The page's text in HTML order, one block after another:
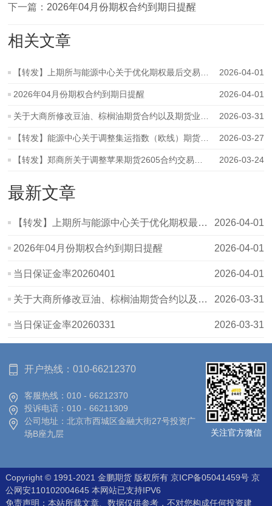
下一篇： 2026年04月份期权合约到期日提醒
相关文章
【转发】上期所与能源中心关于优化期权最后交易日未平仓单行权锁仓 2026-04-01
2026年04月份期权合约到期日提醒 2026-04-01
关于大商所修改豆油、棕榈油期货合约以及期货业务细则的公告 2026-03-31
【转发】能源中心关于调整集运指数（欧线）期货新上市合约交易限额 2026-03-27
【转发】郑商所关于调整苹果期货2605合约交易指令每次最小开仓下单量 2026-03-24
最新文章
【转发】上期所与能源中心关于优化期权最后交易日未平仓单行权锁仓 2026-04-01
2026年04月份期权合约到期日提醒 2026-04-01
当日保证金率20260401 2026-04-01
关于大商所修改豆油、棕榈油期货合约以及期货业务细则的公告 2026-03-31
当日保证金率20260331 2026-03-31
开户热线：010-66212370
客服热线：010 - 66212370
投诉电话：010 - 66211309
公司地址：北京市西城区金融大街27号投资广
场B座九层
关注官方微信
Copyright © 1991-2021 金鹏期货 版权所有 京ICP备05041459号京
公网安110102004645 本网站已支持IPV6
免责声明：本站所载文章、数据仅供参考，不对您构成任何投资建